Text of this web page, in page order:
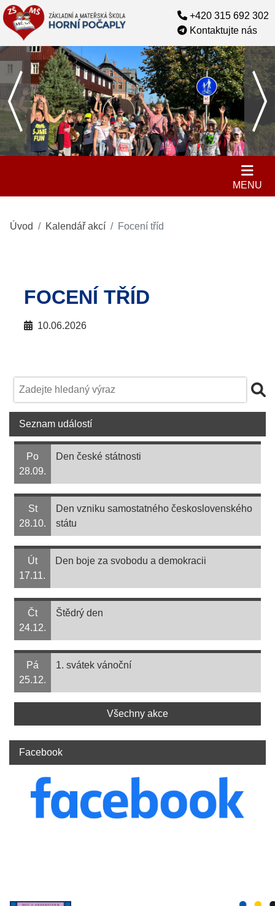
+420 315 692 302
Kontaktujte nás
MENU
Úvod Kalendář akcí Focení tříd
FOCENÍ TŘÍD
10.06.2026
Seznam událostí
Po
28.09.
Den české státnosti
St
28.10.
Den vzniku samostatného československého
státu
Út
17.11.
Den boje za svobodu a demokracii
Čt
24.12.
Štědrý den
Pá
25.12.
1. svátek vánoční
Všechny akce
Facebook